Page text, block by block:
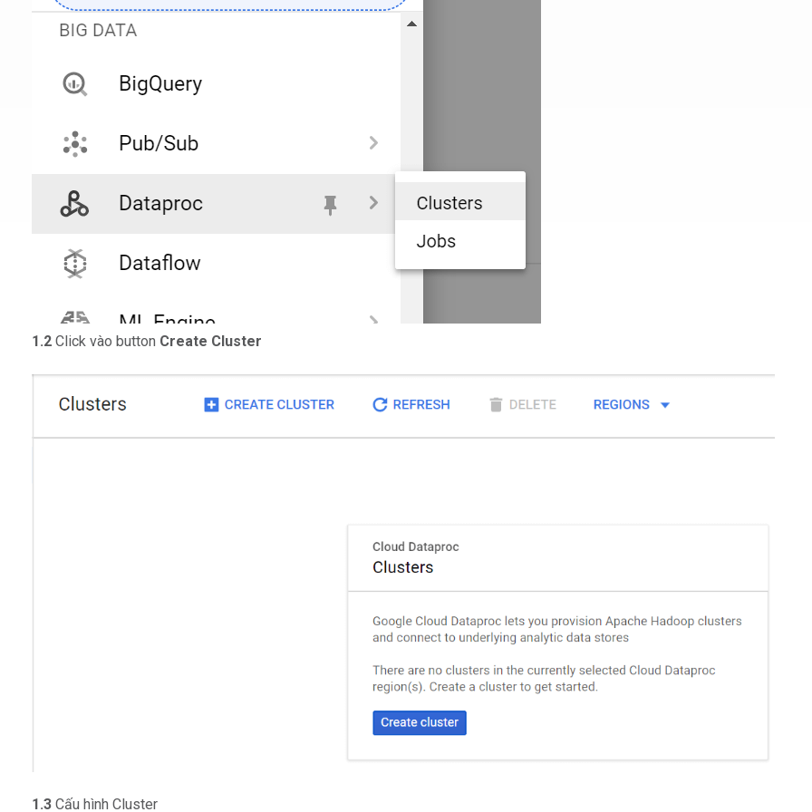
1.2 Click vào button Create Cluster
1.3 Cấu hình Cluster